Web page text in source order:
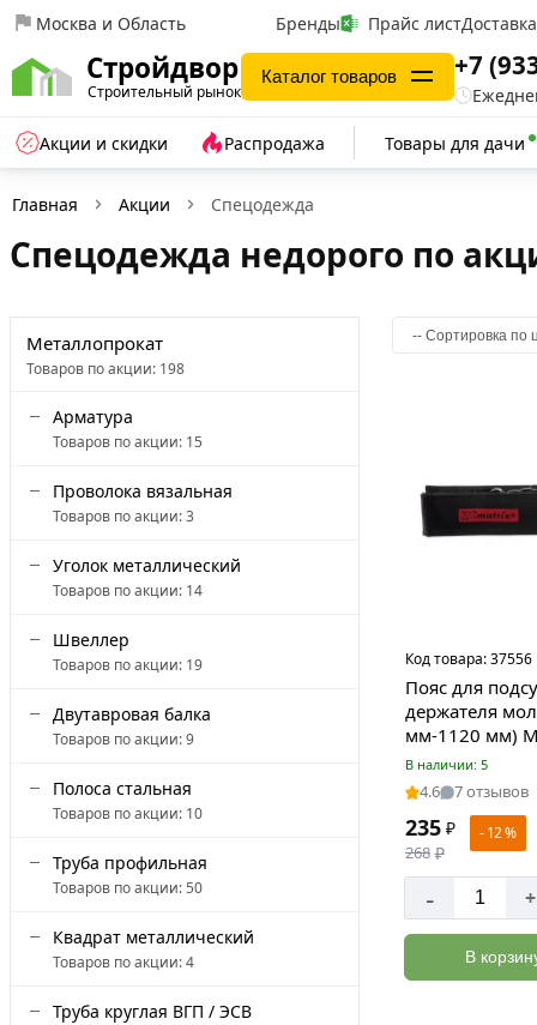
Москва и Область Бренды Прайс листДоставка
Стройдвор
Строительный рынок
Каталог товаров +7
Акции и скидки Распродажа Товары для дачи
Главная Акции Спецодежда
Спецодежда недорого по
Металлопрокат
Товаров по акции: 198
Арматура
Товаров по акции: 15
Проволока вязальная
Товаров по акции:3
Уголок металлический
Товаров по акции: 14
Швеллер
Товаров по акции: 19
Двутавровая балка
Товаров по акции:9
Полоса стальная
Товаров по акции: 10
Труба профильная
Товаров по акции:50
Квадрат металлический
Товаров по акции:4
Труба круглая ВГП / ЭСВ
Код товара:37556
Пояс для
держателя
мм-1120 мм)
В наличии: 5
4.6 7 отзывов
235 ₽
268 ₽
- 12 %
- +
В